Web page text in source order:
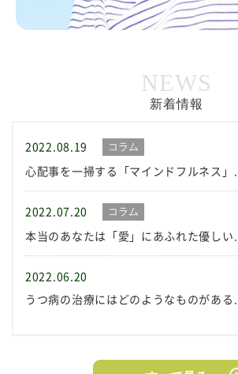
NEWS
新着情報
2022.08.19 コラム
心配事を一掃する「マインドフルネス」...
2022.07.20 コラム
本当のあなたは「愛」にあふれた優しい...
2022.06.20
うつ病の治療にはどのようなものがある...